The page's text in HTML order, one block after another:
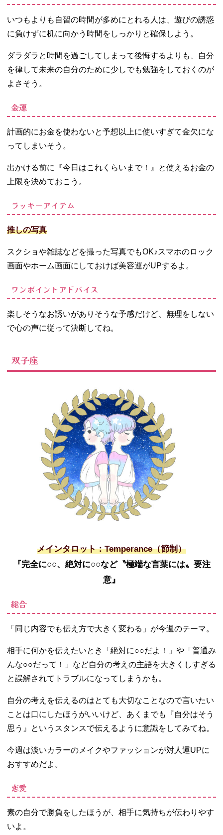
いつもよりも自習の時間が多めにとれる人は、遊びの誘惑
に負けずに机に向かう時間をしっかりと確保しよう。
ダラダラと時間を過ごしてしまって後悔するよりも、自分
を律して未来の自分のために少しでも勉強をしておくのが
よさそう。
金運
計画的にお金を使わないと予想以上に使いすぎて金欠にな
ってしまいそう。
出かける前に『今日はこれくらいまで！』と使えるお金の
上限を決めておこう。
ラッキーアイテム
推しの写真
スクショや雑誌などを撮った写真でもOK♪スマホのロック
画面やホーム画面にしておけば美容運がUPするよ。
ワンポイントアドバイス
楽しそうなお誘いがありそうな予感だけど、無理をしない
で心の声に従って決断してね。
双子座
メインタロット：Temperance（節制）
『完全に○○、絶対に○○など〝極端な言葉には〟要注
意』
総合
「同じ内容でも伝え方で大きく変わる」が今週のテーマ。
相手に何かを伝えたいとき「絶対に○○だよ！」や「普通み
んな○○だって！」など自分の考えの主語を大きくしすぎる
と誤解されてトラブルになってしまうかも。
自分の考えを伝えるのはとても大切なことなので言いたい
ことは口にしたほうがいいけど、あくまでも『自分はそう
思う』というスタンスで伝えるように意識をしてみてね。
今週は淡いカラーのメイクやファッションが対人運UPに
おすすめだよ。
恋愛
素の自分で勝負をしたほうが、相手に気持ちが伝わりやす
いよ。